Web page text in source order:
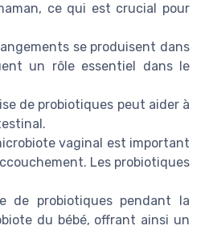
ce qui est crucial pour
se produisent dans
un rôle essentiel dans le
de probiotiques peut aider à
vaginal est important
Les probiotiques
de probiotiques pendant la
du bébé, offrant ainsi un